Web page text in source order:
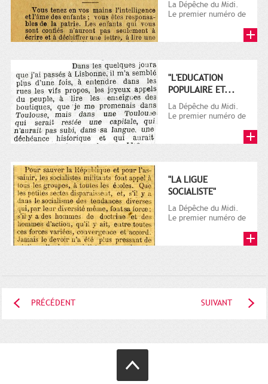
La Dépêche du Midi.
Le premier numéro de
"L'EDUCATION
POPULAIRE ET...
La Dépêche du Midi.
Le premier numéro de
"LA LIGUE
SOCIALISTE"
La Dépêche du Midi.
Le premier numéro de
PRÉCÉDENT SUIVANT